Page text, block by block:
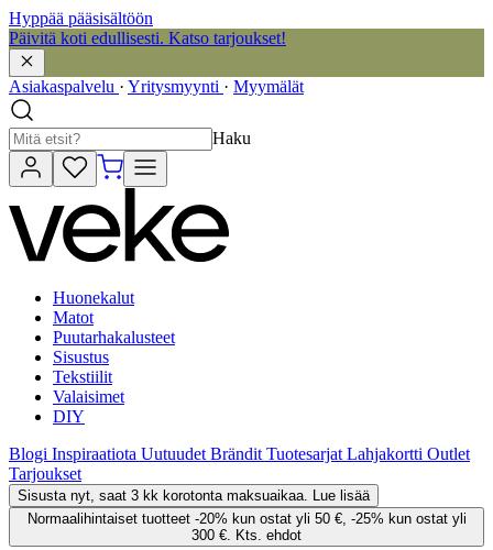
Hyppää pääsisältöön
Päivitä koti edullisesti. Katso tarjoukset!
Asiakaspalvelu · Yritysmyynti · Myymälät
Haku
Huonekalut
Matot
Puutarhakalusteet
Sisustus
Tekstiilit
Valaisimet
DIY
Blogi Inspiraatiota Uutuudet Brändit Tuotesarjat Lahjakortti Outlet
Tarjoukset
Sisusta nyt, saat 3 kk korotonta maksuaikaa. Lue lisää
Normaalihintaiset tuotteet -20% kun ostat yli 50 €, -25% kun ostat yli
300 €. Kts. ehdot